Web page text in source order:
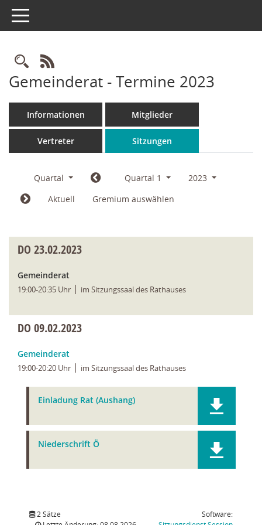
Toggle navigation
Rechercheauswahl
RSS-Feed
Gemeinderat - Termine 2023
Informationen Mitglieder
Vertreter Sitzungen
Quartal Quartal 1
2023
Aktuell
Gremium auswählen
DO 23.02.2023
Gemeinderat
19:00-20:35 Uhr im Sitzungssaal des Rathauses
DO 09.02.2023
Gemeinderat
19:00-20:20 Uhr im Sitzungssaal des Rathauses
Einladung Rat (Aushang)
Niederschrift Ö
2 Sätze
Software: